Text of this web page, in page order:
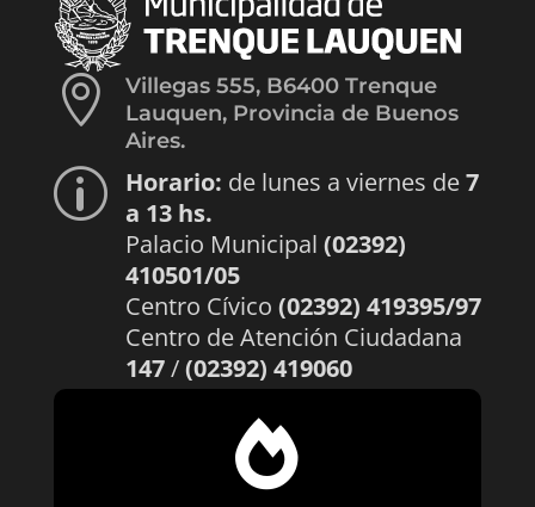

Villegas 555, B6400 Trenque
Lauquen, Provincia de Buenos
Aires.
p Horario: de lunes a viernes de7
a 13 hs.
Palacio Municipal (02392)
410501/05
Centro Cívico (02392) 419395/97
Centro de Atención Ciudadana
147/(02392) 419060
